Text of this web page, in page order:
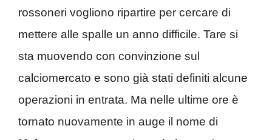
rossoneri vogliono ripartire per cercare di
mettere alle spalle un anno difficile. Tare si
sta muovendo con convinzione sul
calciomercato e sono già stati definiti alcune
operazioni in entrata. Ma nelle ultime ore è
tornato nuovamente in auge il nome di